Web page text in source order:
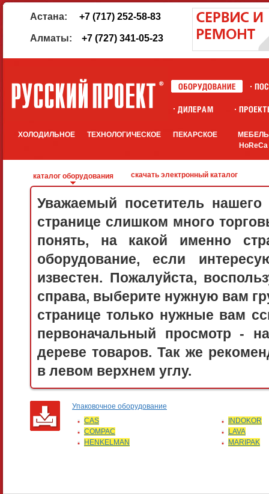
Астана: +7 (717) 252-58-83
Алматы: +7 (727) 341-05-23
ХОЛОДИЛЬНОЕ ТЕХНОЛОГИЧЕСКОЕ ПЕКАРСКОЕ
МЕБЕЛЬ
HoReCa
каталог оборудования скачать электронный каталог
Уважаемый посетитель
странице слишком много
понять, на какой именно
оборудование, если
известен. Пожалуйста,
справа, выберите нужную вам
странице только нужные вам
первоначальный просмотр -
дереве товаров. Так же
в левом верхнем углу.
Упаковочное оборудование
CAS
COMPAC
HENKELMAN
INDOKOR
LAVA
MARIPAK